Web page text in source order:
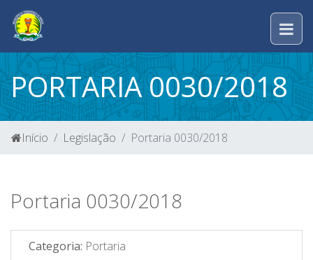
PORTARIA 0030/2018
Início Legislação Portaria 0030/2018
Portaria 0030/2018
Categoria: Portaria